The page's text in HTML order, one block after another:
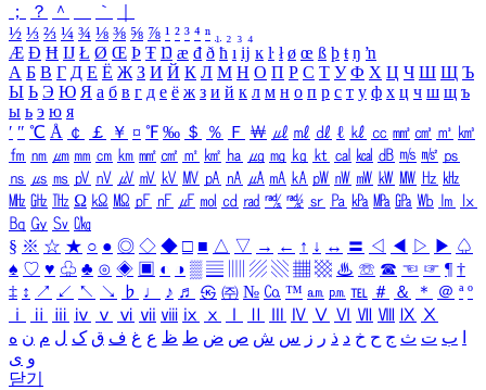
；
？ ＾ ｀
½ ⅓ ⅔ ¼ ¾ ⅛ ⅜ ⅝ ⅞ ¹ ² ³ ⁴ ⁿ ₁ ₂ ₃ ₄
Æ Ð Ħ Ĳ Ł Ø Œ Þ Ŧ Ŋ æ đ ð ħ ı ĳ ĸ ŀ ł ø œ ß þ ŧ ŋ ŉ
А Б В Г Д Е Ё Ж З И Й К Л М Н О П Р С Т У Ф Х Ц Ч Ш Щ Ъ
Ы Ь Э Ю Я а б в г д е ё ж з и й к л м н о п р с т у ф х ц ч ш щ ъ
ы ь э ю я
′ ″ ℃ Å ￠ ￡ ￥ ¤ ℉ ‰ ＄ ％ Ｆ ￦ ㎕ ㎖ ㎗ ℓ ㎘ ㏄ ㎣ ㎤ ㎥ ㎦
㎙ ㎚ ㎛ ㎜ ㎝ ㎞ ㎟ ㎠ ㎡ ㎢ ㏊ ㎍ ㎎ ㎏ ㏏ ㎈ ㎉ ㏈ ㎧ ㎨ ㎰
㎱ ㎲ ㎳ ㎴ ㎵ ㎶ ㎷ ㎸ ㎹ ㎀ ㎁ ㎂ ㎃ ㎄ ㎺ ㎻ ㎽ ㎾ ㎿ ㎐ ㎑
㎒ ㎓ ㎔ Ω ㏀ ㏁ ㎊ ㎋ ㎌ ㏖ ㏅ ㎭ ㎮ ㎯ ㏛ ㎩ ㎪ ㎫ ㎬ ㏝ ㏐
㏓
㏃ ㏉ ㏜ ㏆
§ ※ ☆ ★ ○ ● ◎ ◇ ◆ □ ■ △ ▽ → ← ↑ ↓ ↔ 〓 ◁ ◀ ▷ ▶ ♤
♠ ♡ ♥ ♧ ♣ ⊙ ◈ ▣ ◐ ◑ ▒ ▤ ▨ ▧ ▦ ▩ ♨ ☏ ☎ ☜ ☞ ¶ †
‡ ↕ ↗ ↙ ↖ ↘ ♭ ♩ ♪ ♬ ㉿ ㈜ № ㏇ ™ ㏂ ㏘ ℡ ＃ ＆ ＊ ＠ ª º
ⅰ
ⅱ ⅲ ⅳ ⅴ ⅵ ⅶ ⅷ ⅸ ⅹ Ⅳ Ⅴ Ⅵ Ⅶ Ⅷ Ⅸ Ⅹ
ب ت ث ج ح خ د ذ ر ز س ش ص ض ط ظ ع غ ف ق ک ل م ن ه
و ی
닫기